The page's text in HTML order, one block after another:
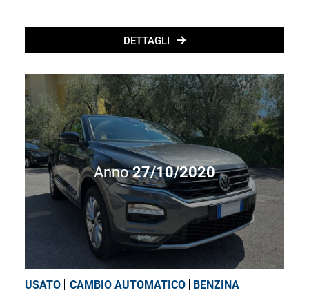
DETTAGLI
Anno27/10/2020
USATO CAMBIO AUTOMATICO BENZINA